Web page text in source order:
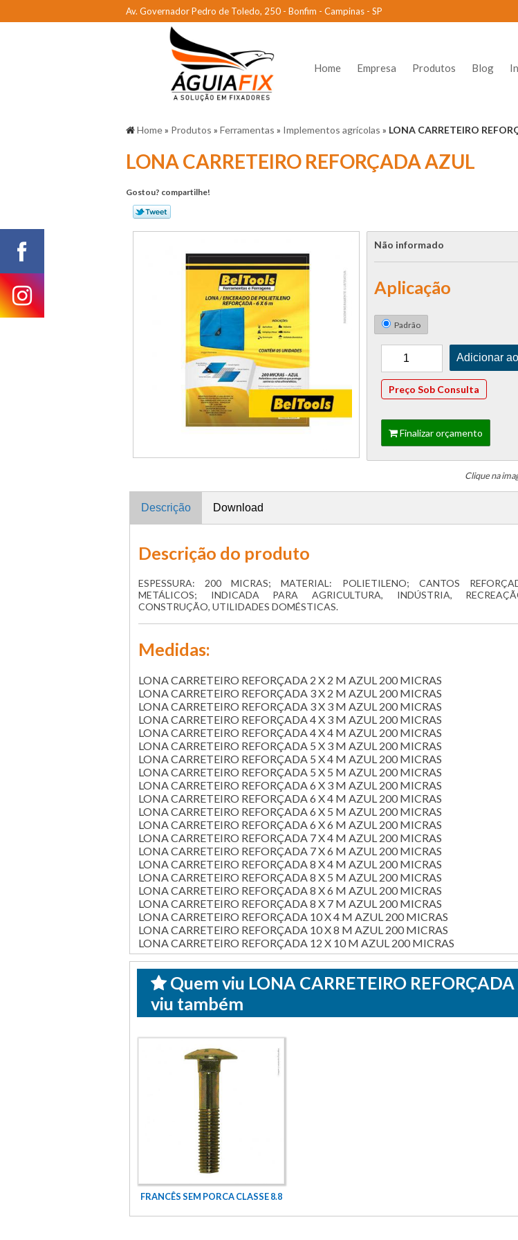
Av. Governador Pedro de Toledo, 250 - Bonfim - Campinas - SP
Home Empresa Produtos Blog
Home» Produtos » Ferramentas » Implementos agrícolas » LONA CARRETEIRO
LONA CARRETEIRO REFORÇADA AZUL
Gostou? compartilhe!
Não informado
Aplicação
Padrão
Preço Sob Consulta
Finalizar orçamento
Clique na
Descrição Download
Descrição do produto
ESPESSURA: 200 MICRAS; MATERIAL: POLIETILENO; CANTOS
METÁLICOS; INDICADA PARA AGRICULTURA, INDÚSTRIA,
CONSTRUÇÃO, UTILIDADES DOMÉSTICAS.
Medidas:
LONA CARRETEIRO REFORÇADA 2 X 2 M AZUL 200 MICRAS
LONA CARRETEIRO REFORÇADA 3 X 2 M AZUL 200 MICRAS
LONA CARRETEIRO REFORÇADA 3 X 3 M AZUL 200 MICRAS
LONA CARRETEIRO REFORÇADA 4 X 3 M AZUL 200 MICRAS
LONA CARRETEIRO REFORÇADA 4 X 4 M AZUL 200 MICRAS
LONA CARRETEIRO REFORÇADA 5 X 3 M AZUL 200 MICRAS
LONA CARRETEIRO REFORÇADA 5 X 4 M AZUL 200 MICRAS
LONA CARRETEIRO REFORÇADA 5 X 5 M AZUL 200 MICRAS
LONA CARRETEIRO REFORÇADA 6 X 3 M AZUL 200 MICRAS
LONA CARRETEIRO REFORÇADA 6 X 4 M AZUL 200 MICRAS
LONA CARRETEIRO REFORÇADA 6 X 5 M AZUL 200 MICRAS
LONA CARRETEIRO REFORÇADA 6 X 6 M AZUL 200 MICRAS
LONA CARRETEIRO REFORÇADA 7 X 4 M AZUL 200 MICRAS
LONA CARRETEIRO REFORÇADA 7 X 6 M AZUL 200 MICRAS
LONA CARRETEIRO REFORÇADA 8 X 4 M AZUL 200 MICRAS
LONA CARRETEIRO REFORÇADA 8 X 5 M AZUL 200 MICRAS
LONA CARRETEIRO REFORÇADA 8 X 6 M AZUL 200 MICRAS
LONA CARRETEIRO REFORÇADA 8 X 7 M AZUL 200 MICRAS
LONA CARRETEIRO REFORÇADA 10 X 4 M AZUL 200 MICRAS
LONA CARRETEIRO REFORÇADA 10 X 8 M AZUL 200 MICRAS
LONA CARRETEIRO REFORÇADA 12 X 10 M AZUL 200 MICRAS
Quem viu LONA CARRETEIRO
viu também
FRANCÊS SEM PORCA CLASSE 8.8